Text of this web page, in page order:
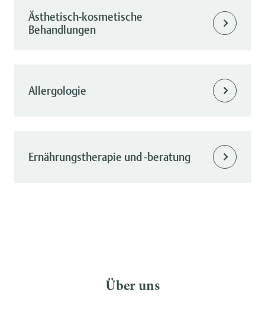
Ästhetisch-kosmetische
Behandlungen
Allergologie
Ernährungstherapie und -beratung
Über uns